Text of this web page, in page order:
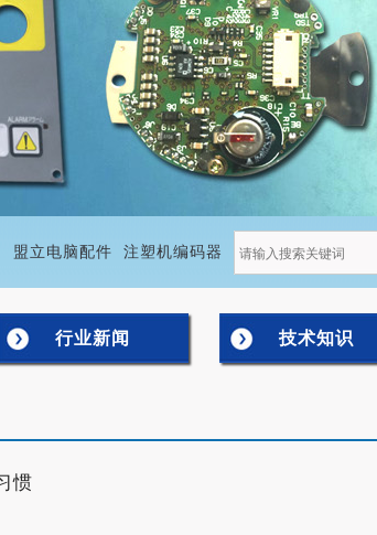
盟立电脑配件 注塑机编码器
行业新闻 技术知识
惯